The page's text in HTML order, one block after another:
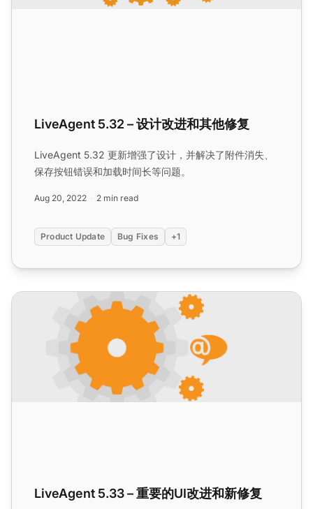
LiveAgent 5.32 – 设计改进和其他修复
LiveAgent 5.32 更新增强了设计，并解决了附件消失、
保存按钮错误和加载时间长等问题。
Aug 20, 2022 2 min read
Product Update Bug Fixes +1
LiveAgent 5.33 – 重要的UI改进和新修复
LiveAgent 5.33 – 重要的UI改进和新修复